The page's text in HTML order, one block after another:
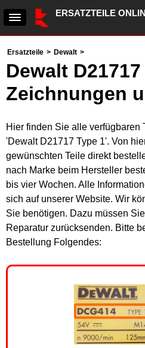
ERSATZTEILE
Ersatzteile > Dewalt >
Dewalt
Zeichnungen
Hier finden Sie alle verfügbaren
'Dewalt D21717 Type 1'. Von
gewünschten Teile direkt
nach Marke beim Hersteller
bis vier Wochen. Alle
sich auf unserer Website. Wir
Sie benötigen. Dazu müssen
Reparatur zurücksenden. Bitte
Bestellung Folgendes: